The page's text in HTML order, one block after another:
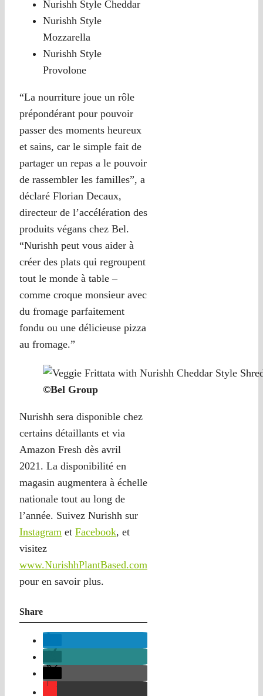
Nurishh Style Cheddar
Nurishh Style
Mozzarella
Nurishh Style
Provolone
“La nourriture joue un rôle
prépondérant pour pouvoir
passer des moments heureux
et sains, car le simple fait de
partager un repas a le pouvoir
de rassembler les familles”, a
déclaré Florian Decaux,
directeur de l’accélération des
produits végans chez Bel.
“Nurishh peut vous aider à
créer des plats qui regroupent
tout le monde à table –
comme croque monsieur avec
du fromage parfaitement
fondu ou une délicieuse pizza
au fromage.”
©Bel Group
Nurishh sera disponible chez
certains détaillants et via
Amazon Fresh dès avril
2021. La disponibilité en
magasin augmentera à échelle
nationale tout au long de
l’année. Suivez Nurishh sur
Instagram et Facebook, et
visitez
www.NurishhPlantBased.com
pour en savoir plus.
Share